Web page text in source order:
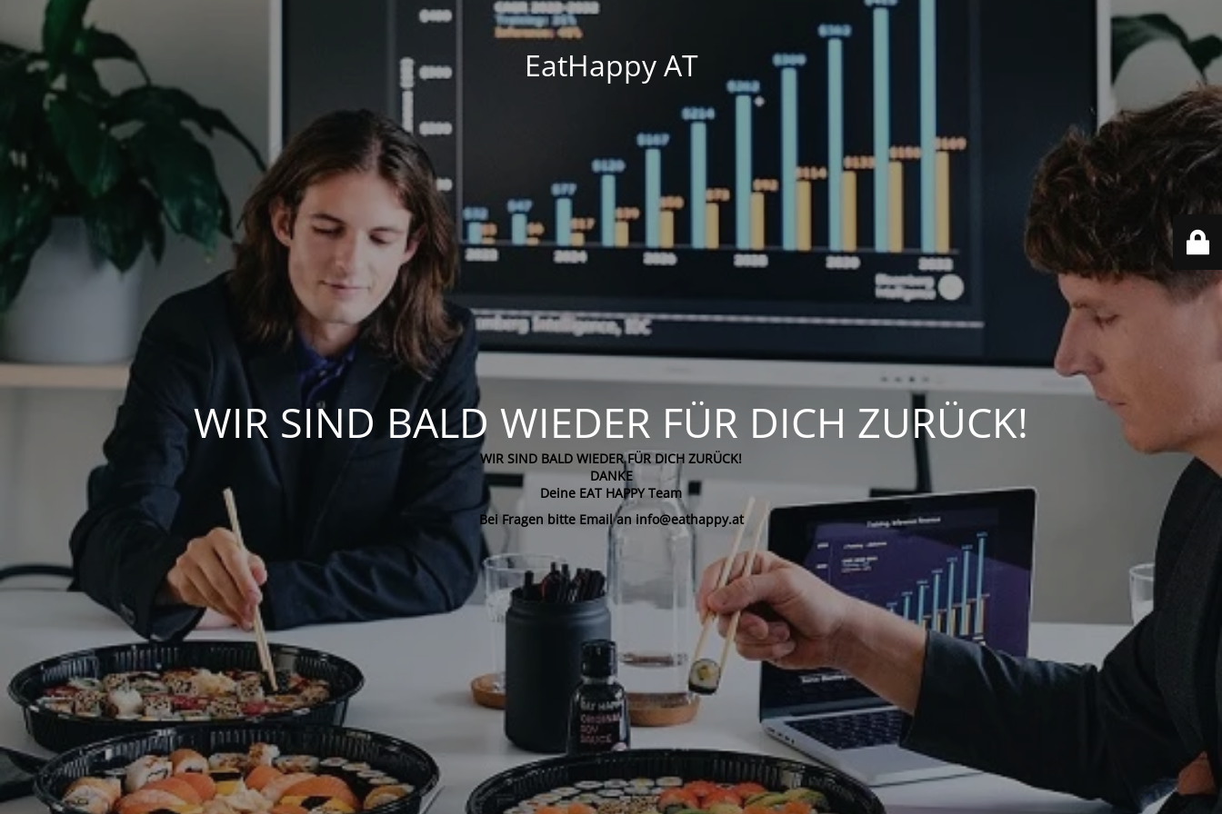
EatHappy AT
WIR SIND BALD WIEDER FÜR DICH ZURÜCK!
WIR SIND BALD WIEDER FÜR DICH ZURÜCK!
DANKE
Deine EAT HAPPY Team
Bei Fragen bitte Email an info@eathappy.at